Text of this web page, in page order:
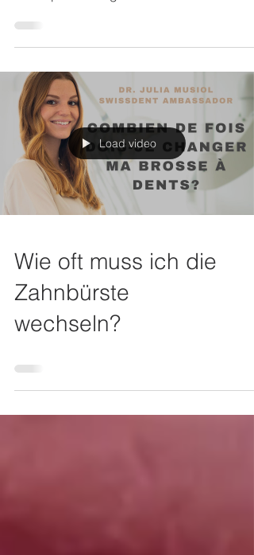
der Ratschlag um, die Zahnpasta beim
Zähneputzen wegzulassen. Eine
erklärt, warum das...
Load video
Wie oft muss ich die
wechseln?